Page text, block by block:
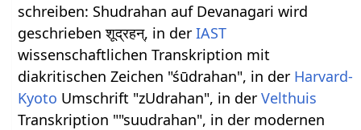
schreiben: Shudrahan auf Devanagari wird
geschrieben शूद्रहन्, in derIAST
wissenschaftlichen Transkription mit
diakritischen Zeichen "śūdrahan", in der Harvard-
Kyoto Umschrift "zUdrahan", in derVelthuis
Transkription ""suudrahan", in der modernen